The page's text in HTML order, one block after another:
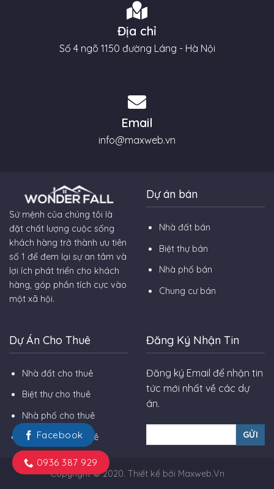
Địa chỉ
Số 4 ngõ 1150 đường Láng - Hà Nội
Email
info@maxweb.vn
Sứ mệnh của chúng tôi là
đặt chất lượng cuộc sống
khách hàng trở thành ưu tiên
số 1 để đem lại sự an tâm và
lợi ích phát triển cho khách
hàng, góp phần tích cực vào
một xã hội.
Dự án bán
Nhà đất bán
Biệt thự bán
Nhà phố bán
Chung cư bán
Dự Án Cho Thuê
Nhà đất cho thuê
Biệt thự cho thuê
Nhà phố cho thuê
Chung cư cho thuê
Đăng Ký Nhận Tin
Đăng ký Email để nhận tin
tức mới nhất về các dự
án.
Facebook
0936 387 929
Copyright © 2020. Thiết kế bởi Maxweb.vn